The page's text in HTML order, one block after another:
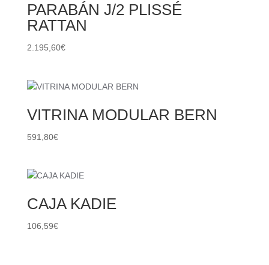
PARABÁN J/2 PLISSÉ
RATTAN
2.195,60€
VITRINA MODULAR BERN
591,80€
CAJA KADIE
106,59€